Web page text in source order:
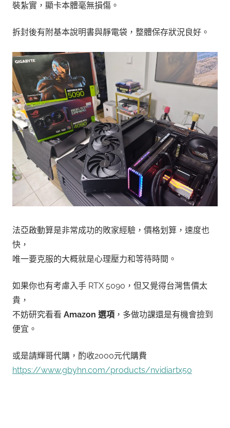
裝紮實，顯卡本體毫無損傷。
拆封後有附基本說明書與靜電袋，整體保存狀況良好。
法亞啟動算是非常成功的敗家經驗，價格划算，速度也
快，
唯一要克服的大概就是心理壓力和等待時間。
如果你也有考慮入手 RTX 5090，但又覺得台灣售價太
貴，
不妨研究看看 Amazon 選項 ，多做功課還是有機會撿到
便宜。
或是請輝哥代購，酌收2000元代購費
https://www.gbyhn.com/products/nvidiartx50